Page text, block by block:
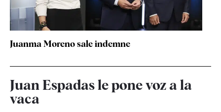
Juanma Moreno sale indemne
Juan Espadas le pone voz a la
vaca